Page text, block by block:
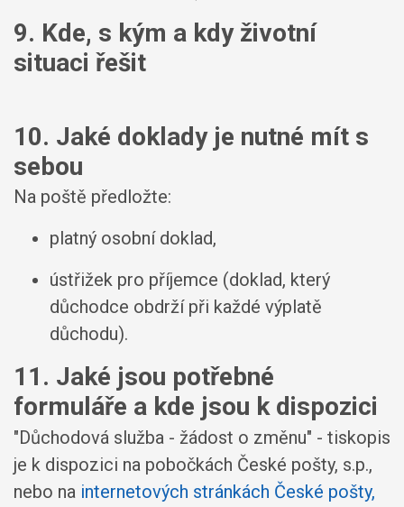
9. Kde, s kým a kdy životní
situaci řešit
10. Jaké doklady je nutné mít s
sebou
Na poště předložte:
platný osobní doklad,
ústřižek pro příjemce (doklad, který
důchodce obdrží při každé výplatě
důchodu).
11. Jaké jsou potřebné
formuláře a kde jsou k dispozici
"Důchodová služba - žádost o změnu" - tiskopis
je k dispozici na pobočkách České pošty, s.p.,
nebo na internetových stránkách České pošty,